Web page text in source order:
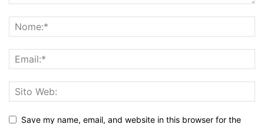
Save my name, email, and website in this browser for the